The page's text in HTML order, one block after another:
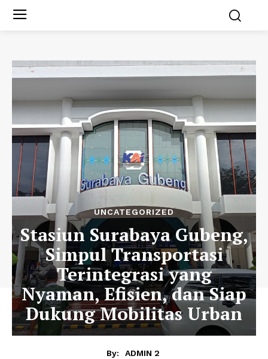
UNCATEGORIZED
Stasiun Surabaya Gubeng,
Simpul Transportasi
Terintegrasi yang
Nyaman, Efisien, dan Siap
Dukung Mobilitas Urban
By:
ADMIN 2